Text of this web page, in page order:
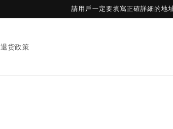
請用戶一定要填寫正確詳細的地
退货政策